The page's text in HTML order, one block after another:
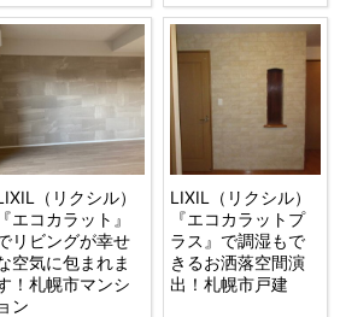
（リクシル）
『エコカラット』
リビングが幸せ
空気に包まれま
！札幌市マンシ
ョン
LIXIL（リクシル）
『エコカラットプ
ラス』で調湿もで
きるお洒落空間演
出！札幌市戸建